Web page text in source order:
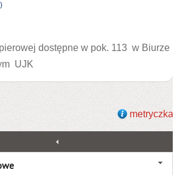
dostępne w pok. 113 w Biurze
UJK
metryczka